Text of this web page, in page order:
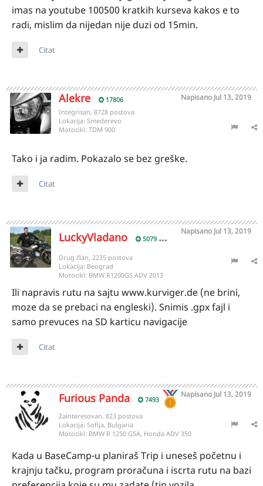
imas na youtube 100500 kratkih kurseva kakos e to
radi, mislim da nijedan nije duzi od 15min.
Citat
Alekre 17806 Napisano Jul 13, 2019
Integrisan, 8728 postova
Lokacija: Smederevo
Motocikl: TDM 900
Tako i ja radim. Pokazalo se bez greške.
Citat
LuckyVladano 5079
Napisano Jul 13, 2019
Drug član, 2235 postova
Lokacija: Beograd
Motocikl: BMW R1200GS ADV 2013
Ili napravis rutu na sajtu www.kurviger.de (ne brini,
moze da se prebaci na engleski). Snimis .gpx fajl i
samo prevuces na SD karticu navigacije
Citat
Furious Panda 7493
Napisano Jul 13, 2019
Zainteresovan, 823 postova
Lokacija: Sofija, Bulgaria
Motocikl: BMW R 1250 GSA, Honda ADV 350
Kada u BaseCamp-u planiraš Trip i uneseš početnu i
krajnju tačku, program proračuna i iscrta rutu na bazi